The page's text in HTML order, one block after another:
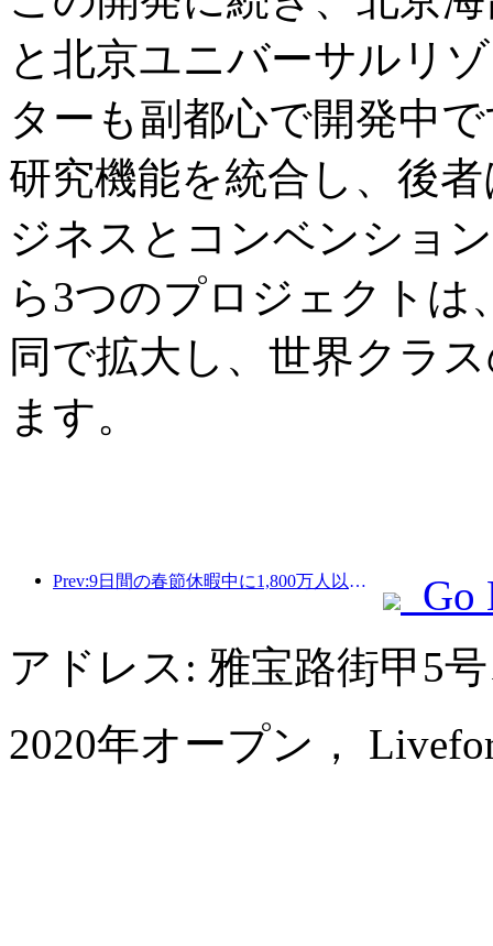
と北京ユニバーサルリ
ターも副都心で開発中
研究機能を統合し、後
ジネスとコンベンショ
ら3つのプロジェクトは
同で拡大し、世界クラ
ます。
Prev:9日間の春節休暇中に1,800万人以上が国内外を旅行すると予想されている。
Go
アドレス: 雅宝路街甲5
2020年オープン，